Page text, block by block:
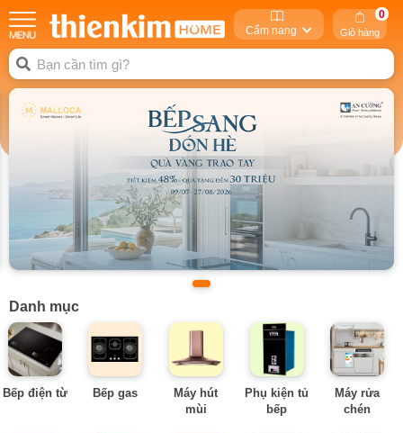
Cẩm nang Giỏ hàng
0
Danh mục
Bếp điện từ Bếp gas
Máy hút
mùi
Phụ kiện tủ
bếp
Máy rửa
chén